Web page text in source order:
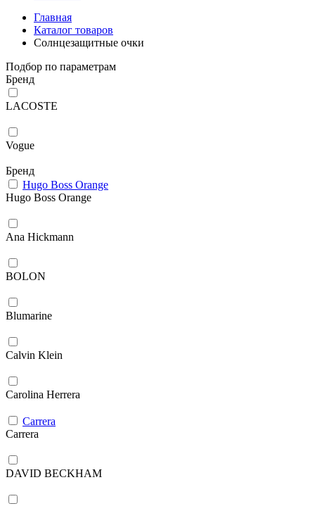
Главная
Каталог товаров
Солнцезащитные очки
Подбор по параметрам
Бренд
LACOSTE
Vogue
Бренд
Hugo Boss Orange
Hugo Boss Orange
Ana Hickmann
BOLON
Blumarine
Calvin Klein
Carolina Herrera
Carrera
Carrera
DAVID BECKHAM